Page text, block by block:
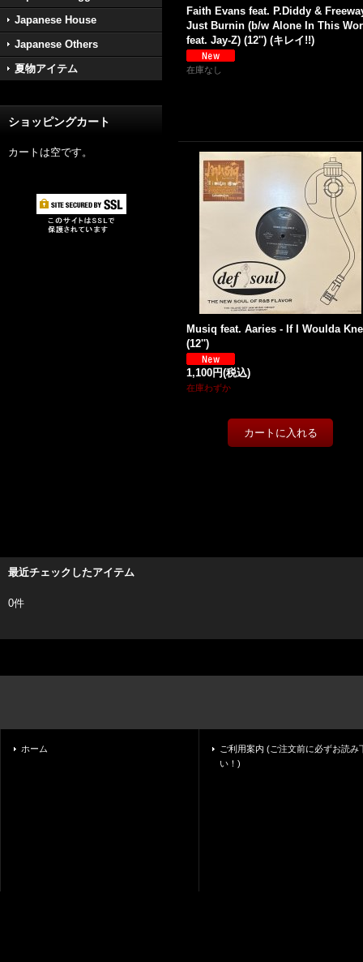
Japanese House
Japanese Others
夏物アイテム
ショッピングカート
カートは空です。
Faith Evans feat. P.Diddy &
Just Burnin (b/w Alone In This
feat. Jay-Z) (12'') (キレイ!!)
在庫なし
Musiq feat. Aaries - If I Woulda
(12'')
1,100円(税込)
在庫わずか
最近チェックしたアイテム
0件
ホーム
ご利用案内 (ご注文前に必ずお読み
い！)